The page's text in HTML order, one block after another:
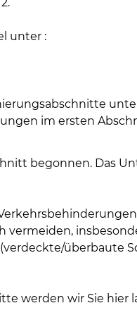
unter :
im ersten
begonnen. Das
überbaute
werden wir Sie hier